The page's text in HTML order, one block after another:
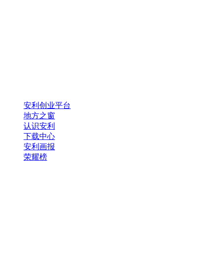
安利创业平台
地方之窗
认识安利
下载中心
安利画报
荣耀榜